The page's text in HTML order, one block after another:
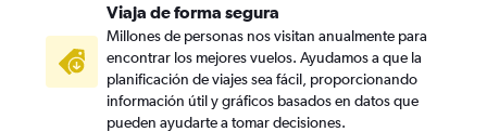
Viaja de forma segura
Millones de personas nos visitan anualmente para
encontrar los mejores vuelos. Ayudamos a que la
planificación de viajes sea fácil, proporcionando
información útil y gráficos basados en datos que
pueden ayudarte a tomar decisiones.